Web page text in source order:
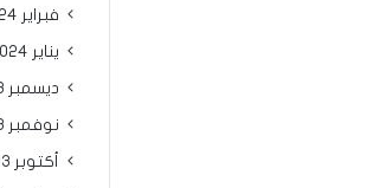
فبراير 2024
يناير 2024
ديسمبر 2023
نوفمبر 2023
أكتوبر 2023